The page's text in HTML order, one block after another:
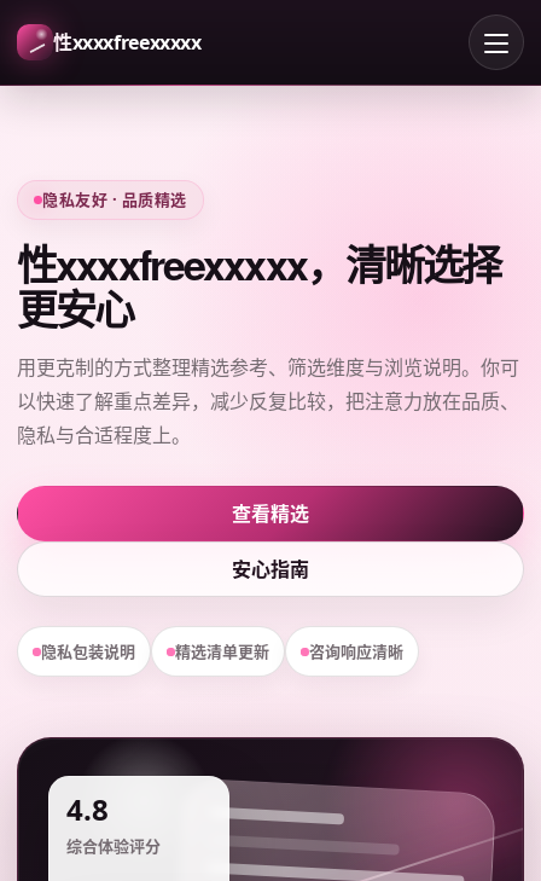
性xxxxfreexxxxx
隐私友好 · 品质精选
性xxxxfreexxxxx，清晰选择
更安心
用更克制的方式整理精选参考、筛选维度与浏览说明。你可
以快速了解重点差异，减少反复比较，把注意力放在品质、
隐私与合适程度上。
查看精选
安心指南
隐私包装说明 精选清单更新 咨询响应清晰
4.8
综合体验评分